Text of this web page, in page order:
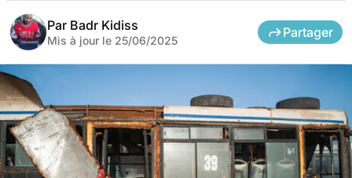
Par Badr Kidiss
Mis à jour le 25/06/2025
Partager